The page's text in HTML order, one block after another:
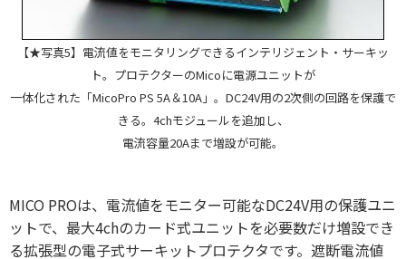
【★写真5】 電流値をモニタリングできるインテリジェント・サーキッ
ト。プロテクターのMicoに電源ユニットが
一体化された「MicoPro PS 5A＆10A」。DC24V用の2次側の回路を保護で
きる。4chモジュールを追加し、
電流容量20Aまで増設が可能。
MICO PROは、電流値をモニター可能なDC24V用の保護ユニ
ットで、最大4chのカード式ユニットを必要数だけ増設でき
る拡張型の電子式サーキットプロテクタです。遮断電流値